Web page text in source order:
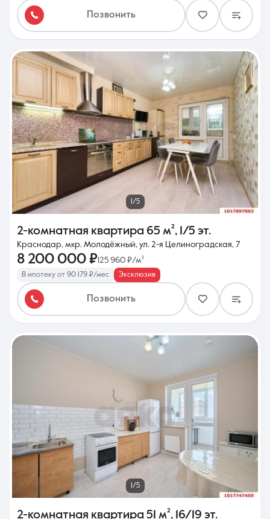
Позвонить
1/5
2-комнатная квартира 65 м², 1/5 эт.
Краснодар, мкр. Молодёжный, ул. 2-я Целиноградская, 7
8 200 000 ₽ 125 960 ₽/м²
В ипотеку от 90 179 ₽/мес Эксклюзив
Позвонить
1/5
2-комнатная квартира 51 м², 16/19 эт.